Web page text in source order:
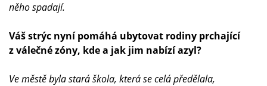
něho spadají.
Váš strýc nyní pomáhá ubytovat rodiny prchající
z válečné zóny, kde a jak jim nabízí azyl?
Ve městě byla stará škola, která se celá předělala,